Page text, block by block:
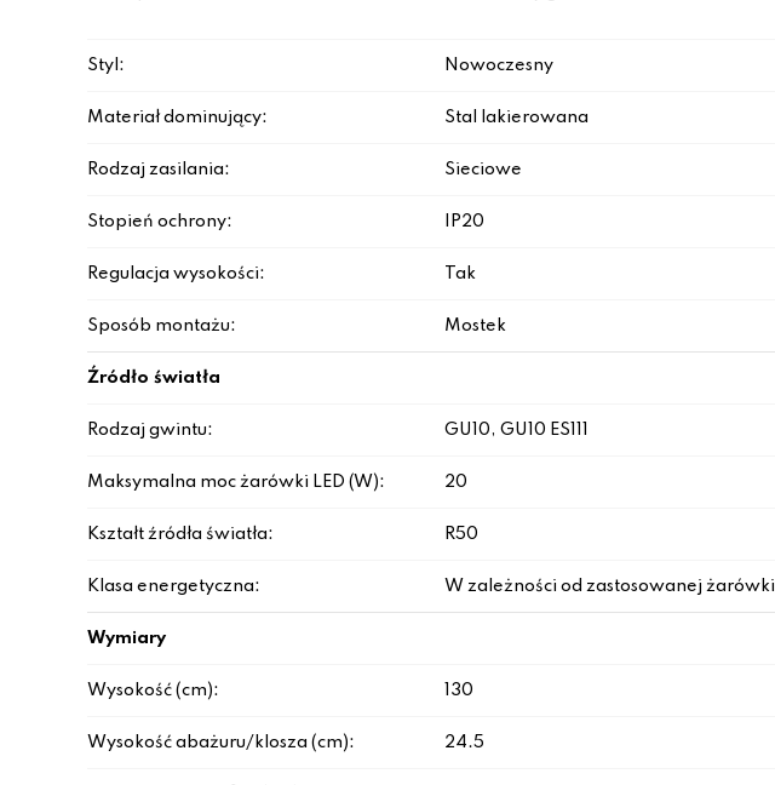
Styl: Nowoczesny
Materiał dominujący: Stal lakierowana
Rodzaj zasilania: Sieciowe
Stopień ochrony: IP20
Regulacja wysokości: Tak
Sposób montażu: Mostek
Źródło światła
Rodzaj gwintu: GU10, GU10 ES111
Maksymalna moc żarówki LED (W): 20
Kształt źródła światła: R50
Klasa energetyczna: W zależności od zastosowanej żarówki
Wymiary
Wysokość (cm): 130
Wysokość abażuru/klosza (cm): 24.5